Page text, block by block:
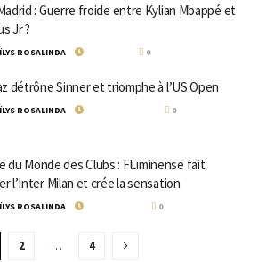
: Guerre froide entre Kylian Mbappé et
Jr ?
ROSALINDA 0
détrône Sinner et triomphe à l’US Open
ROSALINDA 0
du Monde des Clubs : Fluminense fait
l’Inter Milan et crée la sensation
ROSALINDA 0
2 … 4